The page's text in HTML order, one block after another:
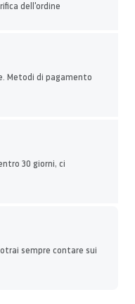
dell'ordine
Metodi di pagamento
30 giorni, ci
sempre contare sui